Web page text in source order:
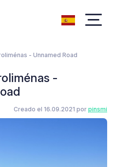
- Unnamed Road
-
Creado el 16.09.2021 por pinsmi